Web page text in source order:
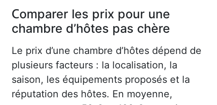
Comparer les prix pour une
chambre d’hôtes pas chère
Le prix d’une chambre d’hôtes dépend de
plusieurs facteurs : la localisation, la
saison, les équipements proposés et la
réputation des hôtes. En moyenne,